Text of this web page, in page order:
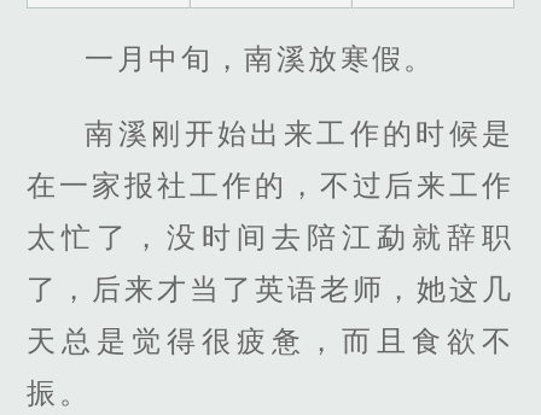
一月中旬，南溪放寒假。
南溪刚开始出来工作的时候是
在一家报社工作的，不过后来工作
太忙了，没时间去陪江勐就辞职
了，后来才当了英语老师，她这几
天总是觉得很疲惫，而且食欲不
振。